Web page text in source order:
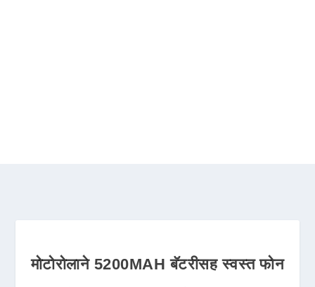
मोटोरोलाने 5200MAH बॅटरीसह स्वस्त फोन